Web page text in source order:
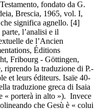
fondato da G.
Brescia, 1965, vol. I,
significa agnello. [4]
l’analisi e il
de l’Ancien
Éditions
Fribourg - Göttingen,
riprendo la traduzione di P.-
et leurs éditeurs. Isaïe 40-
traduzione greca di Isaia
« porterà in alto »). Invece
che Gesù è « colui